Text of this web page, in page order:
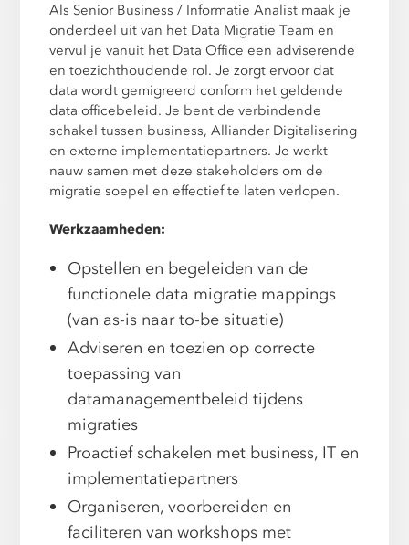
Als Senior Business / Informatie Analist maak je
onderdeel uit van het Data Migratie Team en
vervul je vanuit het Data Office een adviserende
en toezichthoudende rol. Je zorgt ervoor dat
data wordt gemigreerd conform het geldende
data officebeleid. Je bent de verbindende
schakel tussen business, Alliander Digitalisering
en externe implementatiepartners. Je werkt
nauw samen met deze stakeholders om de
migratie soepel en effectief te laten verlopen.
Werkzaamheden:
Opstellen en begeleiden van de
functionele data migratie mappings
(van as-is naar to-be situatie)
Adviseren en toezien op correcte
toepassing van
datamanagementbeleid tijdens
migraties
Proactief schakelen met business, IT en
implementatiepartners
Organiseren, voorbereiden en
faciliteren van workshops met